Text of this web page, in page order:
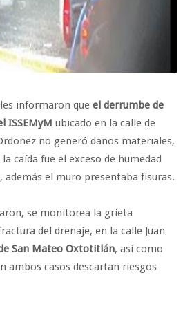
informaron que el derrumbe de
ISSEMyM ubicado en la calle de
no generó daños materiales,
caída fue el exceso de humedad
además el muro presentaba fisuras.
se monitorea la grieta
del drenaje, en la calle Juan
San Mateo Oxtotitlán, así como
ambos casos descartan riesgos